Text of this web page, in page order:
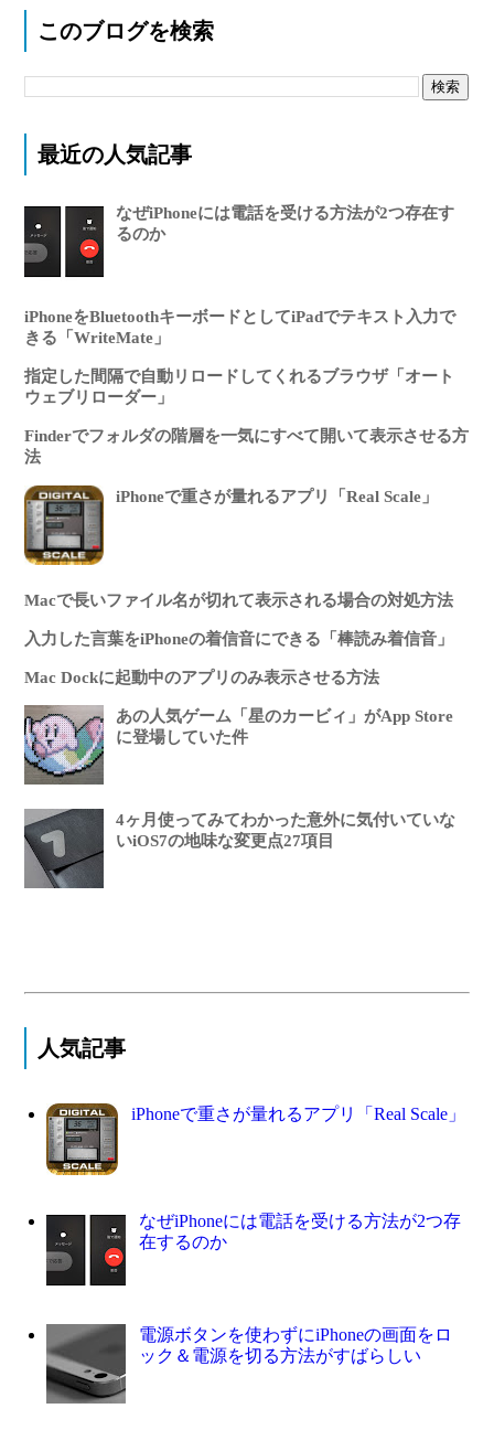
このブログを検索
最近の人気記事
なぜiPhoneには電話を受ける方法が2つ存在す
るのか
iPhoneをBluetoothキーボードとしてiPadでテキスト入力で
きる「WriteMate」
指定した間隔で自動リロードしてくれるブラウザ「オート
ウェブリローダー」
Finderでフォルダの階層を一気にすべて開いて表示させる方
法
iPhoneで重さが量れるアプリ「Real Scale」
Macで長いファイル名が切れて表示される場合の対処方法
入力した言葉をiPhoneの着信音にできる「棒読み着信音」
Mac Dockに起動中のアプリのみ表示させる方法
あの人気ゲーム「星のカービィ」がApp Store
に登場していた件
4ヶ月使ってみてわかった意外に気付いていな
いiOS7の地味な変更点27項目
人気記事
iPhoneで重さが量れるアプリ「Real Scale」
なぜiPhoneには電話を受ける方法が2つ存
在するのか
電源ボタンを使わずにiPhoneの画面をロ
ック＆電源を切る方法がすばらしい